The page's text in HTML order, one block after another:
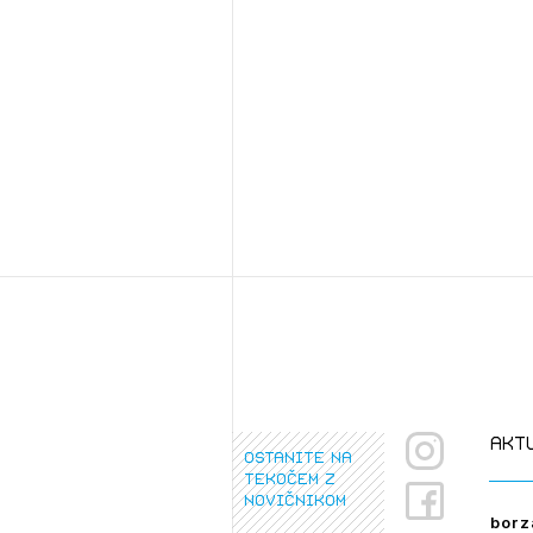
ostanite na
tekočem z
novičnikom